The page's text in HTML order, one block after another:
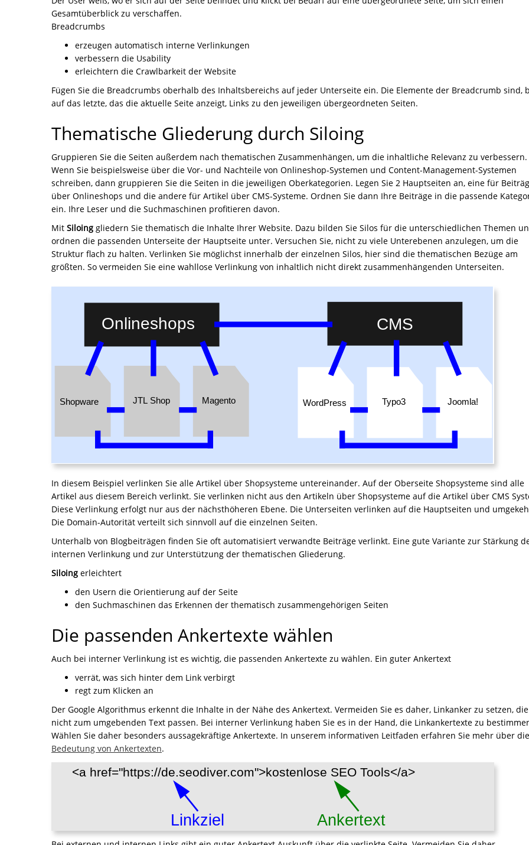
Gesamtüberblick zu verschaffen.
Breadcrumbs
erzeugen automatisch interne Verlinkungen
verbessern die Usability
erleichtern die Crawlbarkeit der Website
Fügen Sie die Breadcrumbs oberhalb des Inhaltsbereichs auf jeder Unterseite ein. Die Elemente der Breadcrumb sind,
auf das letzte, das die aktuelle Seite anzeigt, Links zu den jeweiligen übergeordneten Seiten.
Thematische Gliederung durch Siloing
Gruppieren Sie die Seiten außerdem nach thematischen Zusammenhängen, um die inhaltliche Relevanz zu verbessern.
Wenn Sie beispielsweise über die Vor- und Nachteile von Onlineshop-Systemen und Content-Management-Systemen
schreiben, dann gruppieren Sie die Seiten in die jeweiligen Oberkategorien. Legen Sie 2 Hauptseiten an, eine für
über Onlineshops und die andere für Artikel über CMS-Systeme. Ordnen Sie dann Ihre Beiträge in die passende
ein. Ihre Leser und die Suchmaschinen profitieren davon.
Mit Siloing gliedern Sie thematisch die Inhalte Ihrer Website. Dazu bilden Sie Silos für die unterschiedlichen Themen
ordnen die passenden Unterseite der Hauptseite unter. Versuchen Sie, nicht zu viele Unterebenen anzulegen, um die
Struktur flach zu halten. Verlinken Sie möglichst innerhalb der einzelnen Silos, hier sind die thematischen Bezüge am
größten. So vermeiden Sie eine wahllose Verlinkung von inhaltlich nicht direkt zusammenhängenden Unterseiten.
In diesem Beispiel verlinken Sie alle Artikel über Shopsysteme untereinander. Auf der Oberseite Shopsysteme sind alle
Artikel aus diesem Bereich verlinkt. Sie verlinken nicht aus den Artikeln über Shopsysteme auf die Artikel über CMS
Diese Verlinkung erfolgt nur aus der nächsthöheren Ebene. Die Unterseiten verlinken auf die Hauptseiten und
Die Domain-Autorität verteilt sich sinnvoll auf die einzelnen Seiten.
Unterhalb von Blogbeiträgen finden Sie oft automatisiert verwandte Beiträge verlinkt. Eine gute Variante zur Stärkung
internen Verlinkung und zur Unterstützung der thematischen Gliederung.
Siloing erleichtert
den Usern die Orientierung auf der Seite
den Suchmaschinen das Erkennen der thematisch zusammengehörigen Seiten
Die passenden Ankertexte wählen
Auch bei interner Verlinkung ist es wichtig, die passenden Ankertexte zu wählen. Ein guter Ankertext
verrät, was sich hinter dem Link verbirgt
regt zum Klicken an
Der Google Algorithmus erkennt die Inhalte in der Nähe des Ankertext. Vermeiden Sie es daher, Linkanker zu setzen, die
nicht zum umgebenden Text passen. Bei interner Verlinkung haben Sie es in der Hand, die Linkankertexte zu
Wählen Sie daher besonders aussagekräftige Ankertexte. In unserem informativen Leitfaden erfahren Sie mehr über die
Bedeutung von Ankertexten.